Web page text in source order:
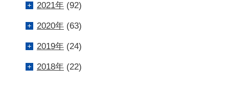
2021年(92)
2020年(63)
2019年(24)
2018年(22)